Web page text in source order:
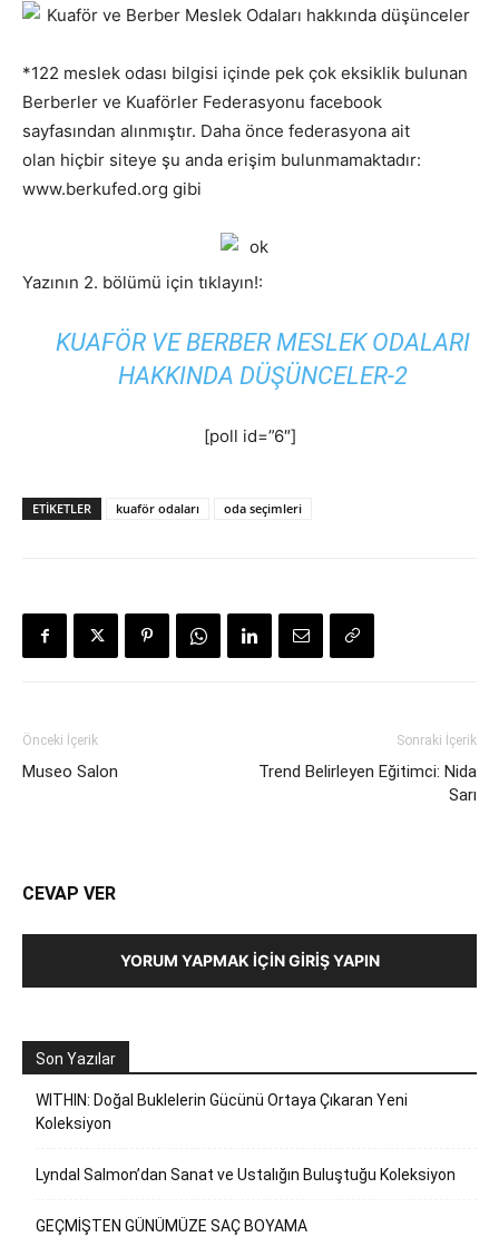
*122 meslek odası bilgisi içinde pek çok eksiklik bulunan
Berberler ve Kuaförler Federasyonu facebook
sayfasından alınmıştır. Daha önce federasyona ait
olan hiçbir siteye şu anda erişim bulunmamaktadır:
www.berkufed.org gibi
Yazının 2. bölümü için tıklayın!:
KUAFÖR VE BERBER MESLEK ODALARI
HAKKINDA DÜŞÜNCELER-2
[poll id=”6″]
ETIKETLER kuaför odaları oda seçimleri
Önceki İçerik
Museo Salon
Sonraki İçerik
Trend Belirleyen Eğitimci: Nida
Sarı
CEVAP VER
YORUM YAPMAK İÇIN GIRIŞ YAPIN
Son Yazılar
WITHIN: Doğal Buklelerin Gücünü Ortaya Çıkaran Yeni
Koleksiyon
Lyndal Salmon’dan Sanat ve Ustalığın Buluştuğu Koleksiyon
GEÇMİŞTEN GÜNÜMÜZE SAÇ BOYAMA